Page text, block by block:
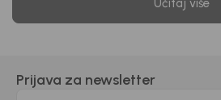
Učitaj više
Prijava za newsletter